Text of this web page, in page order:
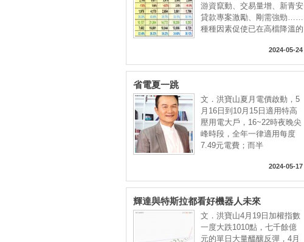
游資竄動、交易量增、新青安
貸款專案激勵、剛需強勁……
種種因素促使已在高檔降溫的
2024-05-24
省電夏一跳
文．洪寶山夏月電價啟動，5
月16日到10月15日適用特高
壓用電大戶，16~22時夜晚尖
峰時段，全年一律適用每度
7.49元電費；而半
2024-05-17
輝達與特斯拉都看好機器人未來
文．洪寶山4月19日加權指數
一度大跌1010點，七千餘億
元的單日大量醞釀反彈，4月